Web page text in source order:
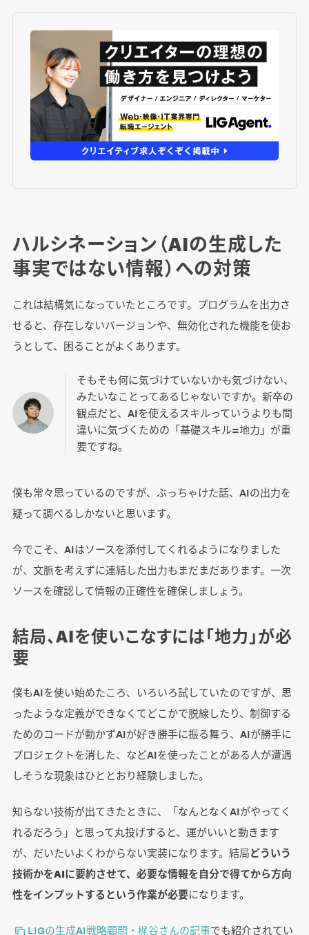
ハルシネーション（AIの生成した
事実ではない情報）への対策
これは結構気になっていたところです。プログラムを出力さ
せると、存在しないバージョンや、無効化された機能を使お
うとして、困ることがよくあります。
そもそも何に気づけていないかも気づけない、
みたいなことってあるじゃないですか。新卒の
観点だと、AIを使えるスキルっていうよりも間
違いに気づくための「基礎スキル=地力」が重
要ですね。
僕も常々思っているのですが、ぶっちゃけた話、AIの出力を
疑って調べるしかないと思います。
今でこそ、AIはソースを添付してくれるようになりました
が、文脈を考えずに連結した出力もまだまだあります。一次
ソースを確認して情報の正確性を確保しましょう。
結局、AIを使いこなすには「地力」が必
要
僕もAIを使い始めたころ、いろいろ試していたのですが、思
ったような定義ができなくてどこかで脱線したり、制御する
ためのコードが動かずAIが好き勝手に振る舞う、AIが勝手に
プロジェクトを消した、などAIを使ったことがある人が遭遇
しそうな現象はひととおり経験しました。
知らない技術が出てきたときに、「なんとなくAIがやってく
れるだろう」と思って丸投げすると、運がいいと動きます
が、だいたいよくわからない実装になります。結局どういう
技術かをAIに要約させて、必要な情報を自分で得てから方向
性をインプットするという作業が必要になります。
LIGの生成AI戦略顧問・梶谷さんの記事でも紹介されてい